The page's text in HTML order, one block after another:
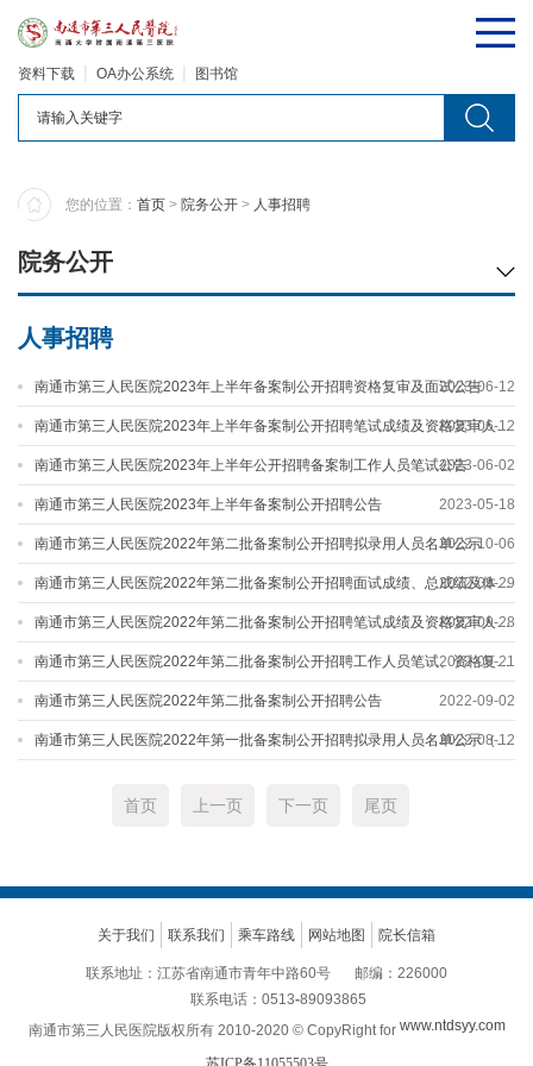
资料下载 OA办公系统 图书馆
您的位置： 首页 > 院务公开 > 人事招聘
院务公开
人事招聘
南通市第三人民医院2023年上半年备案制公开招聘资格复审及面试公告
2023-06-12
南通市第三人民医院2023年上半年备案制公开招聘笔试成绩及资格复审人员名单公示
2023-06-12
南通市第三人民医院2023年上半年公开招聘备案制工作人员笔试公告2023-06-02
南通市第三人民医院2023年上半年备案制公开招聘公告 2023-05-18
南通市第三人民医院2022年第二批备案制公开招聘拟录用人员名单公示
2022-10-06
南通市第三人民医院2022年第二批备案制公开招聘面试成绩、总成绩及体检公告
2022-09-29
南通市第三人民医院2022年第二批备案制公开招聘笔试成绩及资格复审人员名单公示
2022-09-28
南通市第三人民医院2022年第二批备案制公开招聘工作人员笔试、资格复审及面试公告
2022-09-21
南通市第三人民医院2022年第二批备案制公开招聘公告 2022-09-02
南通市第三人民医院2022年第一批备案制公开招聘拟录用人员名单公示（二）
2022-08-12
首页 上一页 下一页 尾页
关于我们 联系我们 乘车路线 网站地图 院长信箱
联系地址：江苏省南通市青年中路60号
邮编：226000
联系电话：0513-89093865
南通市第三人民医院版权所有 2010-2020 © CopyRight for www.ntdsyy.com